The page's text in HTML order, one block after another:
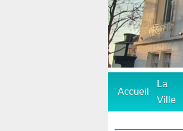
Accueil
La
Ville